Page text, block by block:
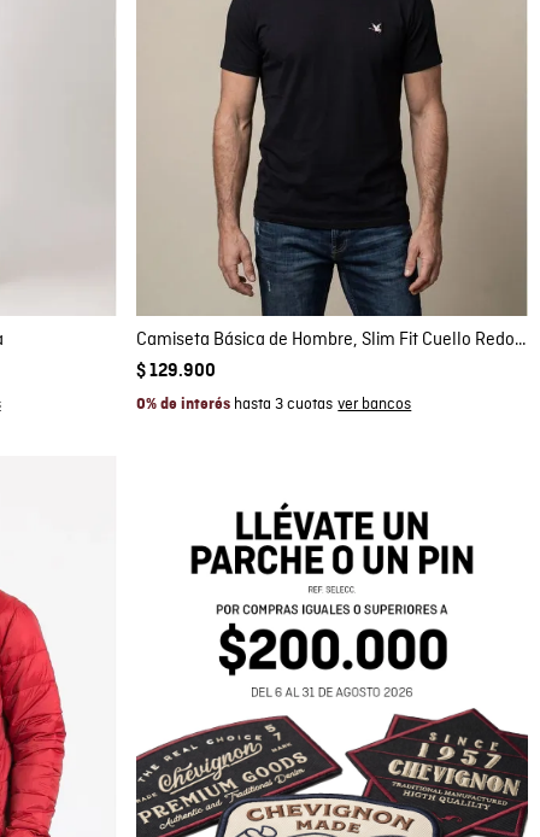
Compra rápida
AGREGAR AL CARRITO
L
Camiseta Básica de Hombre, Slim Fit Cuello Redondo - Algodón Pima
$ 129.900
0% de interés hasta 3 cuotas